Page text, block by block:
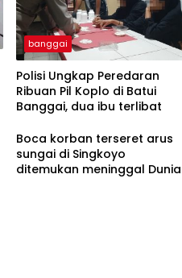
banggai
Polisi Ungkap Peredaran
Ribuan Pil Koplo di Batui
Banggai, dua ibu terlibat
Boca korban terseret arus
sungai di Singkoyo
ditemukan meninggal Dunia